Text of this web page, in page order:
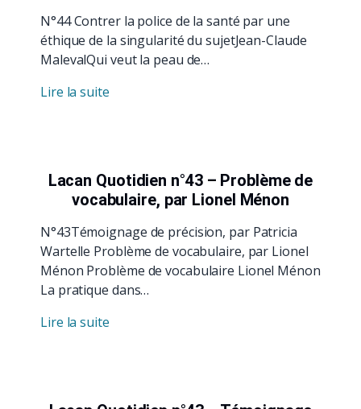
N°44 Contrer la police de la santé par une
éthique de la singularité du sujetJean-Claude
MalevalQui veut la peau de…
Lire la suite
Lacan Quotidien n°43 – Problème de
vocabulaire, par Lionel Ménon
N°43Témoignage de précision, par Patricia
Wartelle Problème de vocabulaire, par Lionel
Ménon Problème de vocabulaire Lionel Ménon
La pratique dans…
Lire la suite